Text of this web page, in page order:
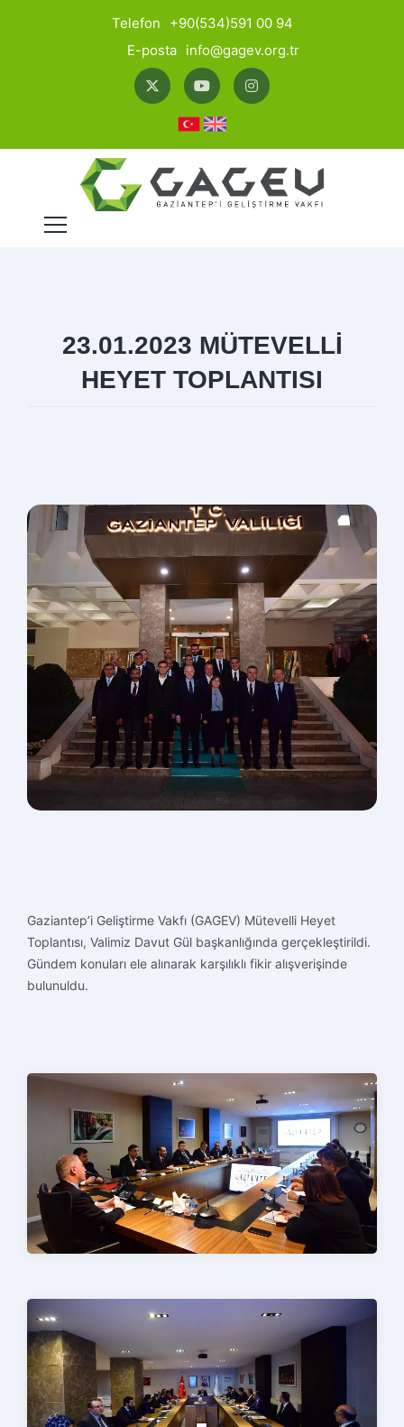
Telefon
+90(534)591 00 94
E-posta info@gagev.org.tr
23.01.2023 MÜTEVELLİ
HEYET TOPLANTISI
Gaziantep’i Geliştirme Vakfı (GAGEV) Mütevelli Heyet
Toplantısı, Valimiz Davut Gül başkanlığında gerçekleştirildi.
Gündem konuları ele alınarak karşılıklı fikir alışverişinde
bulunuldu.